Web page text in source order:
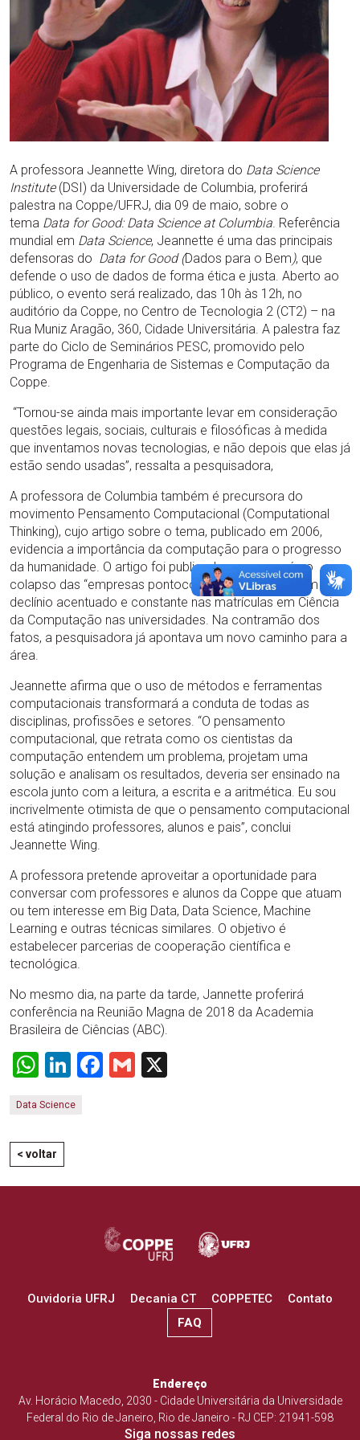
A professora Jeannette Wing, diretora do Data Science
Institute(DSI) da Universidade de Columbia, proferirá
palestra na Coppe/UFRJ, dia 09 de maio, sobre o
tema Data for Good: Data Science at Columbia. Referência
mundial em Data Science, Jeannette é uma das principais
defensoras do Data for Good (Dados para o Bem), que
defende o uso de dados de forma ética e justa. Aberto ao
público, o evento será realizado, das 10h às 12h, no
auditório da Coppe, no Centro de Tecnologia 2 (CT2) – na
Rua Muniz Aragão, 360, Cidade Universitária. A palestra faz
parte do Ciclo de Seminários PESC, promovido pelo
Programa de Engenharia de Sistemas e Computação da
Coppe.
“Tornou-se ainda mais importante levar em consideração
questões legais, sociais, culturais e filosóficas à medida
que inventamos novas tecnologias, e não depois que elas já
estão sendo usadas”, ressalta a pesquisadora,
A professora de Columbia também é precursora do
movimento Pensamento Computacional (Computational
Thinking), cujo artigo sobre o tema, publicado em 2006,
evidencia a importância da computação para o progresso
da humanidade. O artigo foi publicado um ano após o
colapso das “empresas pontocom”, quando houve um
declínio acentuado e constante nas matrículas em Ciência
da Computação nas universidades. Na contramão dos
fatos, a pesquisadora já apontava um novo caminho para a
área.
Jeannette afirma que o uso de métodos e ferramentas
computacionais transformará a conduta de todas as
disciplinas, profissões e setores. “O pensamento
computacional, que retrata como os cientistas da
computação entendem um problema, projetam uma
solução e analisam os resultados, deveria ser ensinado na
escola junto com a leitura, a escrita e a aritmética. Eu sou
incrivelmente otimista de que o pensamento computacional
está atingindo professores, alunos e pais”, conclui
Jeannette Wing.
A professora pretende aproveitar a oportunidade para
conversar com professores e alunos da Coppe que atuam
ou tem interesse em Big Data, Data Science, Machine
Learning e outras técnicas similares. O objetivo é
estabelecer parcerias de cooperação científica e
tecnológica.
No mesmo dia, na parte da tarde, Jannette proferirá
conferência na Reunião Magna de 2018 da Academia
Brasileira de Ciências (ABC).
WhatsApp
LinkedIn
Facebook
Gmail
Data Science
< voltar
Ouvidoria UFRJ Decania CT COPPETEC
Contato
FAQ
Endereço
Av. Horácio Macedo, 2030 - Cidade Universitária da Universidade
Federal do Rio de Janeiro, Rio de Janeiro - RJ CEP: 21941-598
Siga nossas redes